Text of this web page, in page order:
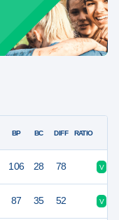
BP BC DIFF RATIO
106 28 78 V
87 35 52 V